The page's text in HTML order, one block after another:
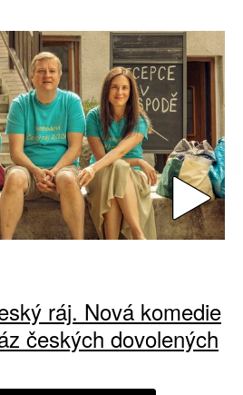
ráj. Nová komedie
českých dovolených